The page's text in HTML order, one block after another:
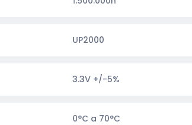
UP2000
3.3V +/-5%
0°C a 70°C